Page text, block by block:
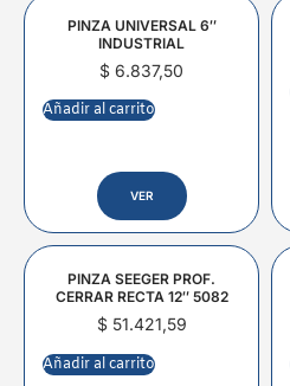
PINZA UNIVERSAL 6″
INDUSTRIAL
$ 6.837,50
Añadir al carrito
VER
PINZA SEEGER PROF.
CERRAR RECTA 12″ 5082
$51.421,59
Añadir al carrito